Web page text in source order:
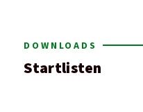
DOWNLOADS
Startlisten